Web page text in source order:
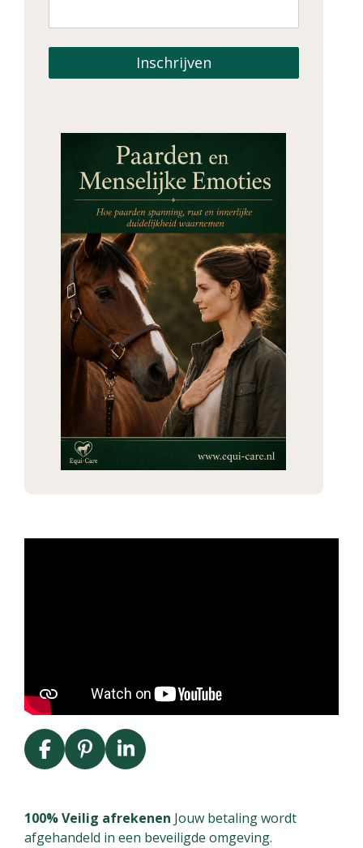
Inschrijven
F
a
e
b
P
i
t
e
L
i
k
e
100% Veilig afrekenen Jouw betaling wordt
afgehandeld in een beveiligde omgeving.